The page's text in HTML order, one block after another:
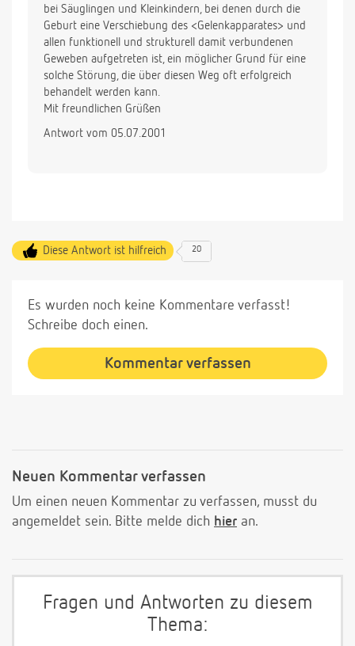
bei Säuglingen und Kleinkindern, bei denen durch die
Geburt eine Verschiebung des <Gelenkapparates> und
allen funktionell und strukturell damit verbundenen
Geweben aufgetreten ist, ein möglicher Grund für eine
solche Störung, die über diesen Weg oft erfolgreich
behandelt werden kann.
Mit freundlichen Grüßen
Antwort vom 05.07.2001
Diese Antwort ist hilfreich 20
Es wurden noch keine Kommentare verfasst!
Schreibe doch einen.
Kommentar verfassen
Neuen Kommentar verfassen
Um einen neuen Kommentar zu verfassen, musst du
angemeldet sein. Bitte melde dich hier an.
Fragen und Antworten zu diesem
Thema: